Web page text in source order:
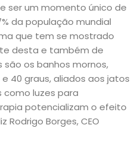
ser um momento único de
da população mundial
que tem se mostrado
desta e também de
os banhos mornos,
40 graus, aliados aos jatos
como luzes para
potencializam o efeito
Rodrigo Borges, CEO